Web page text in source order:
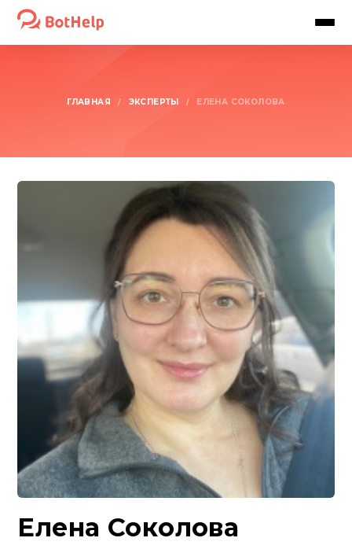
ГЛАВНАЯ / ЭКСПЕРТЫ / ЕЛЕНА СОКОЛОВА
Елена Соколова